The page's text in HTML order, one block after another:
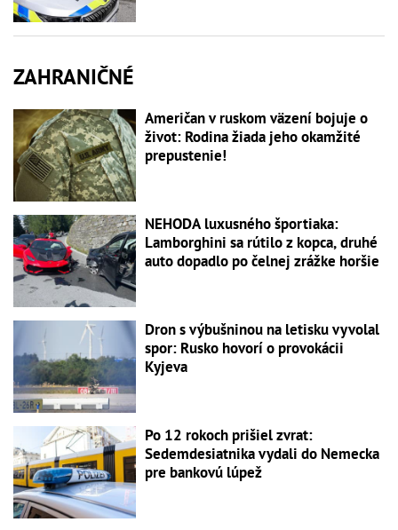
ZAHRANIČNÉ
Američan v ruskom väzení bojuje o
život: Rodina žiada jeho okamžité
prepustenie!
NEHODA luxusného športiaka:
Lamborghini sa rútilo z kopca, druhé
auto dopadlo po čelnej zrážke horšie
Dron s výbušninou na letisku vyvolal
spor: Rusko hovorí o provokácii
Kyjeva
Po 12 rokoch prišiel zvrat:
Sedemdesiatnika vydali do Nemecka
pre bankovú lúpež